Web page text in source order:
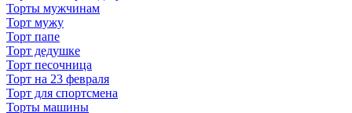
Торты мужчинам
Торт мужу
Торт папе
Торт дедушке
Торт песочница
Торт на 23 февраля
Торт для спортсмена
Торты машины